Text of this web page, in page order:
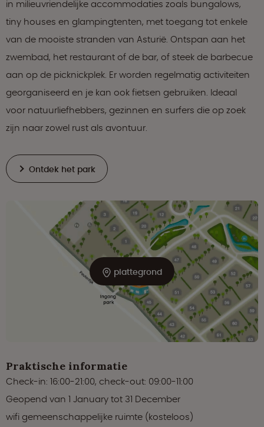
in milieuvriendelijke accommodaties zoals bungalows,
tiny houses en glampingtenten, met toegang tot enkele
van de mooiste stranden van Asturië. Ontspan aan het
zwembad, het restaurant of de bar, of steek de barbecue
aan op de picknickplek. Er worden regelmatig activiteiten
georganiseerd en je kan ook fietsen gebruiken. Ideaal
voor natuurliefhebbers, gezinnen en surfers die op zoek
zijn naar zowel rust als avontuur.
Ontdek het park
plattegrond
Praktische informatie
Check-in: 16:00-21:00, check-out: 09:00-11:00
Geopend van 1 January tot 31 December
wifi gemeenschappelijke ruimte (kosteloos)